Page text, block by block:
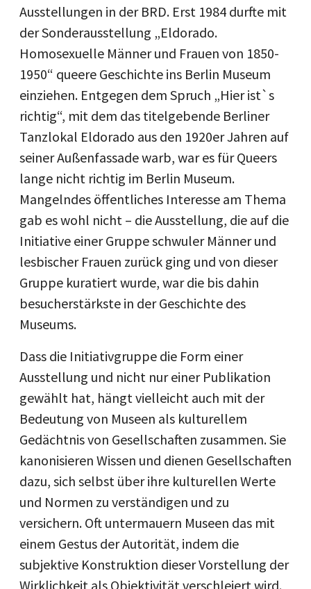
Ausstellungen in der BRD. Erst 1984 durfte mit
der Sonderausstellung „Eldorado.
Homosexuelle Männer und Frauen von 1850-
1950“ queere Geschichte ins Berlin Museum
einziehen. Entgegen dem Spruch „Hier ist`s
richtig“, mit dem das titelgebende Berliner
Tanzlokal Eldorado aus den 1920er Jahren auf
seiner Außenfassade warb, war es für Queers
lange nicht richtig im Berlin Museum.
Mangelndes öffentliches Interesse am Thema
gab es wohl nicht – die Ausstellung, die auf die
Initiative einer Gruppe schwuler Männer und
lesbischer Frauen zurück ging und von dieser
Gruppe kuratiert wurde, war die bis dahin
besucherstärkste in der Geschichte des
Museums.
Dass die Initiativgruppe die Form einer
Ausstellung und nicht nur einer Publikation
gewählt hat, hängt vielleicht auch mit der
Bedeutung von Museen als kulturellem
Gedächtnis von Gesellschaften zusammen. Sie
kanonisieren Wissen und dienen Gesellschaften
dazu, sich selbst über ihre kulturellen Werte
und Normen zu verständigen und zu
versichern. Oft untermauern Museen das mit
einem Gestus der Autorität, indem die
subjektive Konstruktion dieser Vorstellung der
Wirklichkeit als Objektivität verschleiert wird.